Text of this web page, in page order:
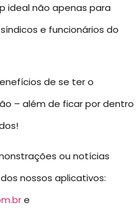
ideal não apenas para
e funcionários do
de se ter o
– além de ficar por dentro
ou notícias
nossos aplicativos:
e